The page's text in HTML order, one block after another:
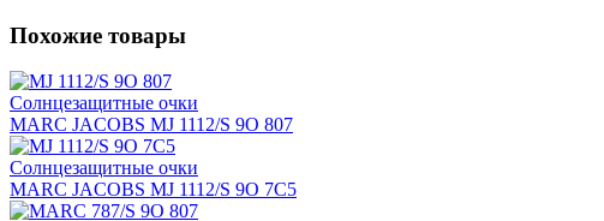
Похожие товары
Солнцезащитные очки
MARC JACOBS MJ 1112/S 9O 807
Солнцезащитные очки
MARC JACOBS MJ 1112/S 9O 7C5